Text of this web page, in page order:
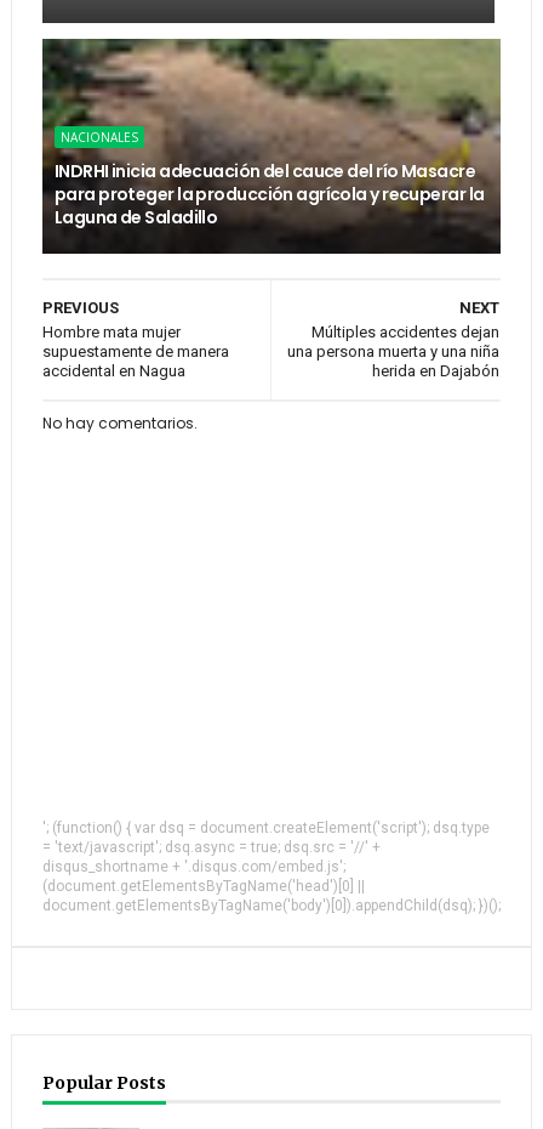
NACIONALES
INDRHI inicia adecuación del cauce del río Masacre
para proteger la producción agrícola y recuperar la
Laguna de Saladillo
NEXT
Múltiples accidentes dejan
una persona muerta y una niña
herida en Dajabón
PREVIOUS
Hombre mata mujer
supuestamente de manera
accidental en Nagua
No hay comentarios.
'; (function() { var dsq = document.createElement('script'); dsq.type
= 'text/javascript'; dsq.async = true; dsq.src = '//' +
disqus_shortname + '.disqus.com/embed.js';
(document.getElementsByTagName('head')[0] ||
document.getElementsByTagName('body')[0]).appendChild(dsq); })();
Popular Posts